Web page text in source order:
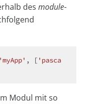
des module-
'myApp' , [ 'pasca
Modul mit so